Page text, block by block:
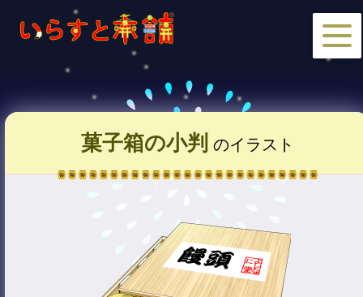
菓子箱の小判 のイラスト